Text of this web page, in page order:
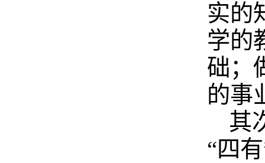
实的
学的
础；
的事
其
“四